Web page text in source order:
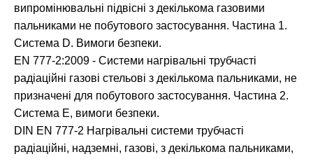
випромінювальні підвісні з декількома газовими
пальниками не побутового застосування. Частина 1.
Система D. Вимоги безпеки.
EN 777-2:2009 - Системи нагрівальні трубчасті
радіаційні газові стельові з декількома пальниками, не
призначені для побутового застосування. Частина 2.
Система E, вимоги безпеки.
DIN EN 777-2 Нагрівальні системи трубчасті
радіаційні, надземні, газові, з декількома пальниками,